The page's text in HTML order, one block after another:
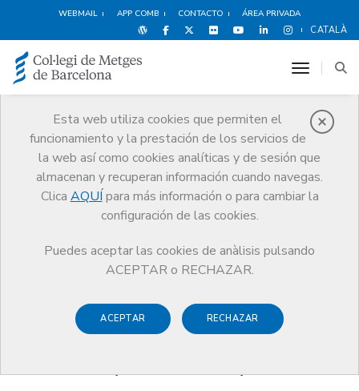
WEBMAIL APP COMB CONTACTO ÁREA PRIVADA
CATALÀ
Esta web utiliza cookies que permiten el
funcionamiento y la prestación de los servicios de
la web así como cookies analíticas y de sesión que
almacenan y recuperan información cuando navegas.
Clica AQUÍ para más información o para cambiar la
configuración de las cookies.
Puedes aceptar las cookies de anàlisis pulsando
ACEPTAR o RECHAZAR.
ACEPTAR RECHAZAR
toggle
Agenda
Comunicación Inscripción actividad
Seminario profesional:
Tratamientos del labio y
región perioral en medicina